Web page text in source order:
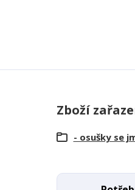
Zboží
- osušky se